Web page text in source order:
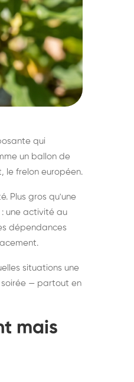
qui
un ballon de
le frelon européen.
Plus gros qu'une
une activité au
dépendances
situations une
soirée — partout en
mais